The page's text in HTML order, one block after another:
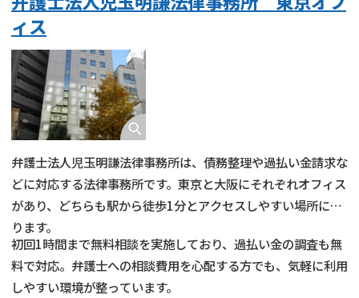
会社破産・法人破産
住宅ローン
消費者金融・サラ金
カードローン
ィス
弁護士法人児玉明謙法律事務所は、債務整理や過払い金請求な
どに対応する法律事務所です。東京と大阪にそれぞれオフィス
があり、どちらも駅から徒歩1分とアクセスしやすい場所にあ
ります。
初回1時間まで無料相談を実施しており、過払い金の調査も無
料で対応。弁護士への相談費用を心配する方でも、気軽に利用
しやすい環境が整っています。